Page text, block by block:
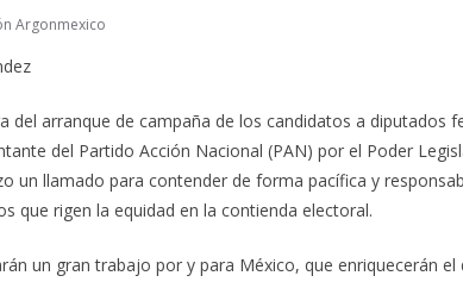
Argonmexico
del arranque de campaña de los candidatos a diputados
del Partido Acción Nacional (PAN) por el Poder
un llamado para contender de forma pacífica y
que rigen la equidad en la contienda electoral.
un gran trabajo por y para México, que enriquecerán el